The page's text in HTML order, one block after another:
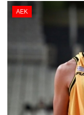
ΑΕΚ